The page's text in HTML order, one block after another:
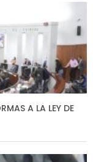
A LA LEY DE